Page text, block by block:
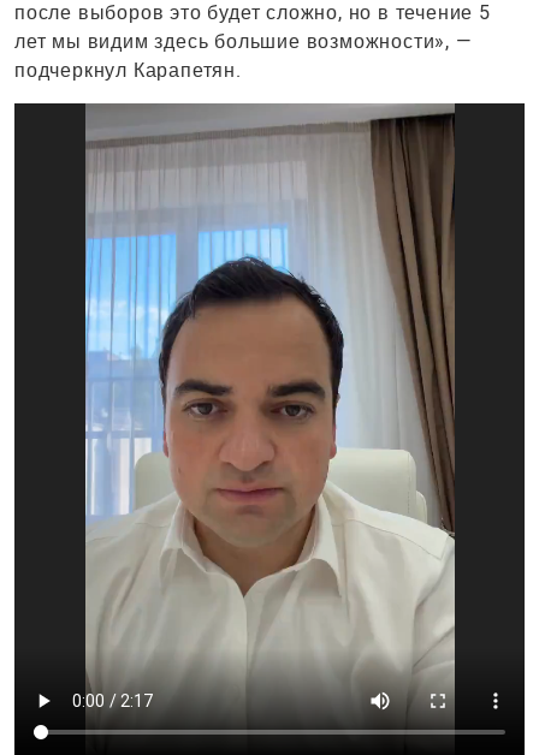
после выборов это будет сложно, но в течение 5
лет мы видим здесь большие возможности», —
подчеркнул Карапетян.